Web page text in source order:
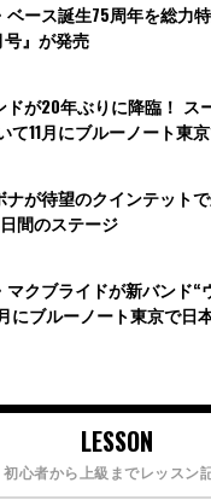
ベース誕生75周年を総力
』が発売
ドが20年ぶりに降臨！ ス
て11月にブルーノート東
ナが待望のクインテット
間のステージ
マクブライドが新バンド“
にブルーノート東京で日
LESSON
初心者から上級までレッスン